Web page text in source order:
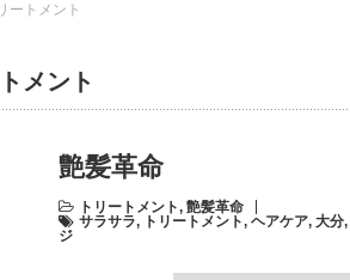
ートメント
メント
艶髪革命
トリートメント, 艶髪革命
サラサラ, トリートメント, ヘアケア, 大分,
ジ